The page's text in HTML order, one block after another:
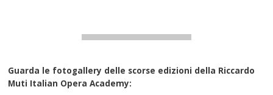
Guarda le fotogallery delle scorse edizioni della Riccardo
Muti Italian Opera Academy: